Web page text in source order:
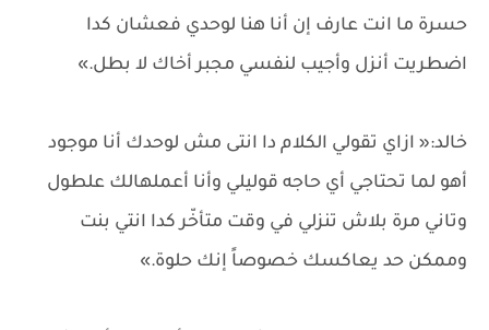
حسرة ما انت عارف إن أنا هنا لوحدي فعشان كدا
اضطريت أنزل وأجيب لنفسي مجبر أخاك لا بطل.»
خالد:« ازاي تقولي الكلام دا انتى مش لوحدك أنا موجود
أهو لما تحتاجي أي حاجه قوليلي وأنا أعملهالك علطول
وتاني مرة بلاش تنزلي في وقت متأخّر كدا انتي بنت
وممكن حد يعاكسك خصوصاً إنك حلوة.»